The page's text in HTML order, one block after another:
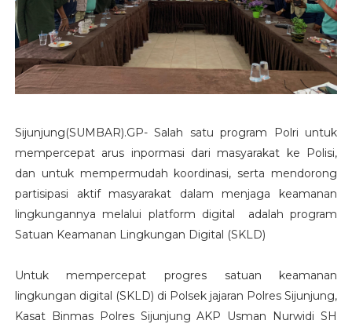
Sijunjung(SUMBAR).GP- Salah satu program Polri untuk
mempercepat arus inpormasi dari masyarakat ke Polisi,
dan untuk mempermudah koordinasi, serta mendorong
partisipasi aktif masyarakat dalam menjaga keamanan
lingkungannya melalui platform digital adalah program
Satuan Keamanan Lingkungan Digital (SKLD)
Untuk mempercepat progres satuan keamanan
lingkungan digital (SKLD) di Polsek jajaran Polres Sijunjung,
Kasat Binmas Polres Sijunjung AKP Usman Nurwidi SH